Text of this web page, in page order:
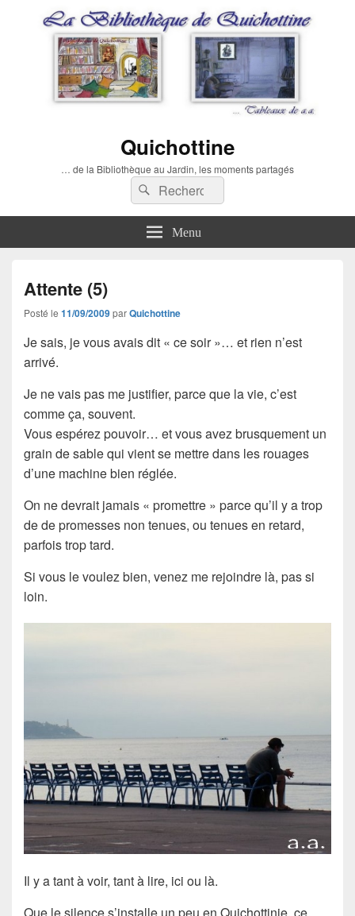
Quichottine
… de la Bibliothèque au Jardin, les moments partagés
Recherche :
Rechercher
Menu
Attente (5)
Posté le 11/09/2009parQuichottine
Je sais, je vous avais dit « ce soir »… et rien n’est
arrivé.
Je ne vais pas me justifier, parce que la vie, c’est
comme ça, souvent.
Vous espérez pouvoir… et vous avez brusquement un
grain de sable qui vient se mettre dans les rouages
d’une machine bien réglée.
On ne devrait jamais « promettre » parce qu’il y a trop
de de promesses non tenues, ou tenues en retard,
parfois trop tard.
Si vous le voulez bien, venez me rejoindre là, pas si
loin.
Il y a tant à voir, tant à lire, ici ou là.